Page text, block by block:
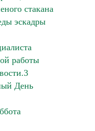
стакана
эскадры
работы
День